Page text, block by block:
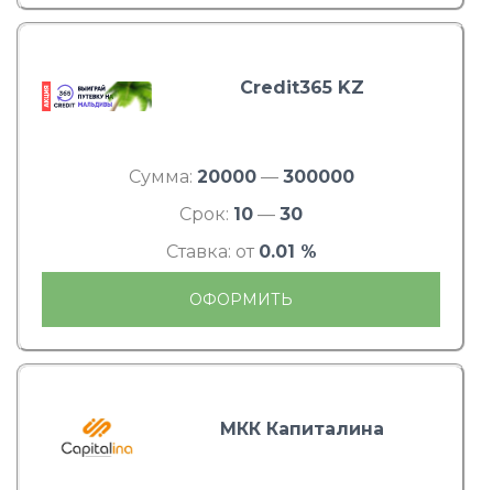
Credit365 KZ
Сумма: 20000— 300000
Срок: 10 — 30
Ставка: от 0.01 %
ОФОРМИТЬ
МКК Капиталина